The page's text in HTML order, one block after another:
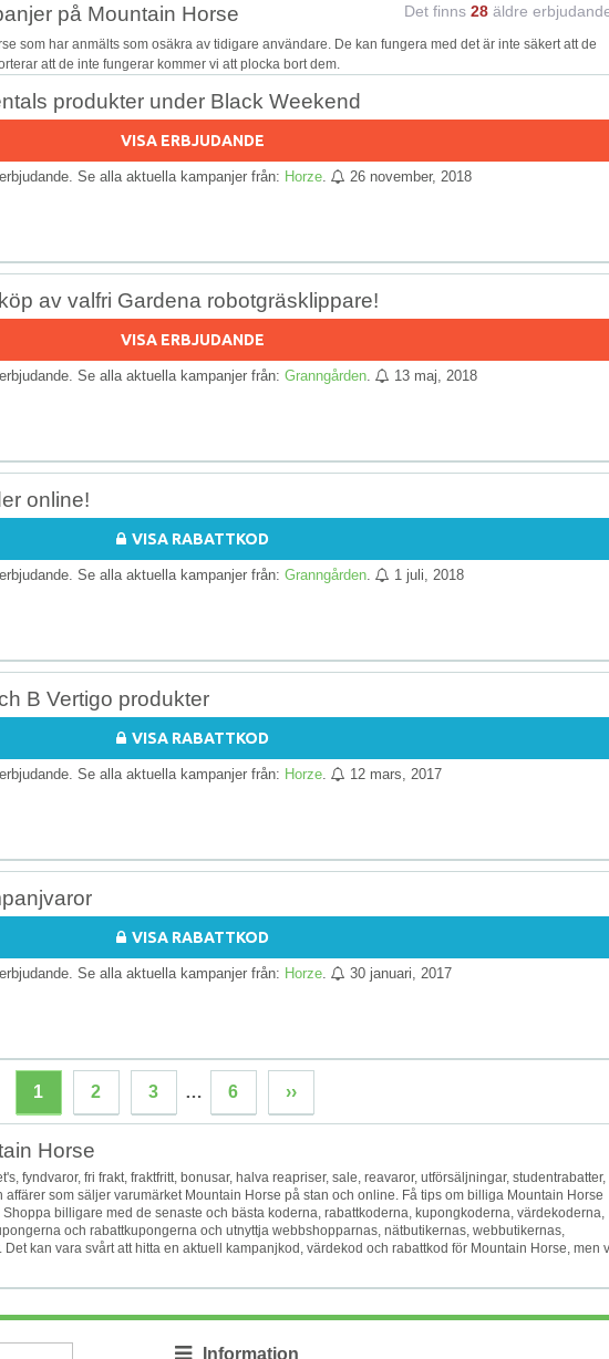
på Mountain Horse Det finns 28 äldre
som har anmälts som osäkra av tidigare användare. De kan fungera med det är inte säkert att de
att de inte fungerar kommer vi att plocka bort dem.
produkter under Black Weekend
VISA ERBJUDANDE
Se alla aktuella kampanjer från: Horze 26 november, 2018
av valfri Gardena robotgräsklippare!
VISA ERBJUDANDE
Se alla aktuella kampanjer från: Granngården 13 maj, 2018
online!
VISA RABATTKOD
Se alla aktuella kampanjer från: Granngården 1 juli, 2018
B Vertigo produkter
VISA RABATTKOD
Se alla aktuella kampanjer från: Horze 12 mars, 2017
VISA RABATTKOD
Se alla aktuella kampanjer från: Horze 30 januari, 2017
1 2 3 … 6 ››
Horse
fyndvaror, fri frakt, fraktfritt, bonusar, halva reapriser, sale, reavaror, utförsäljningar, studentrabatter,
som säljer varumärket Mountain Horse på stan och online. Få tips om billiga Mountain Horse
billigare med de senaste och bästa koderna, rabattkoderna, kupongkoderna, värdekoderna,
och rabattkupongerna och utnyttja webbshopparnas, nätbutikernas, webbutikernas,
kan vara svårt att hitta en aktuell kampanjkod, värdekod och rabattkod för Mountain Horse, men
Information